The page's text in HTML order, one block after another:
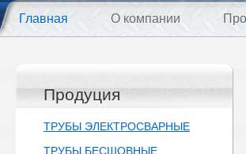
Главная О компании
Продуция
ТРУБЫ ЭЛЕКТРОСВАРНЫЕ
ТРУБЫ БЕСШОВНЫЕ